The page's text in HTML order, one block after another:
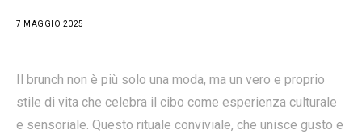
7 MAGGIO 2025
Il brunch non è più solo una moda, ma un vero e proprio
stile di vita che celebra il cibo come esperienza culturale
e sensoriale. Questo rituale conviviale, che unisce gusto e